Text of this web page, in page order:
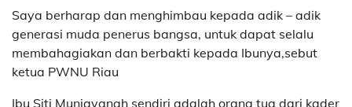
Saya berharap dan menghimbau kepada adik – adik
generasi muda penerus bangsa, untuk dapat selalu
membahagiakan dan berbakti kepada Ibunya,sebut
ketua PWNU Riau
Ibu Siti Munjayanah sendiri adalah orang tua dari kader